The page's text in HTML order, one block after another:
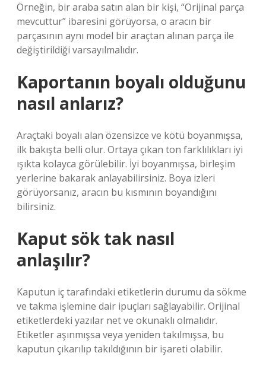
Örneğin, bir araba satın alan bir kişi, “Orijinal parça
mevcuttur” ibaresini görüyorsa, o aracın bir
parçasının aynı model bir araçtan alınan parça ile
değiştirildiği varsayılmalıdır.
Kaportanın boyalı olduğunu
nasıl anlarız?
Araçtaki boyalı alan özensizce ve kötü boyanmışsa,
ilk bakışta belli olur. Ortaya çıkan ton farklılıkları iyi
ışıkta kolayca görülebilir. İyi boyanmışsa, birleşim
yerlerine bakarak anlayabilirsiniz. Boya izleri
görüyorsanız, aracın bu kısmının boyandığını
bilirsiniz.
Kaput sök tak nasıl
anlaşılır?
Kaputun iç tarafındaki etiketlerin durumu da sökme
ve takma işlemine dair ipuçları sağlayabilir. Orijinal
etiketlerdeki yazılar net ve okunaklı olmalıdır.
Etiketler aşınmışsa veya yeniden takılmışsa, bu
kaputun çıkarılıp takıldığının bir işareti olabilir.